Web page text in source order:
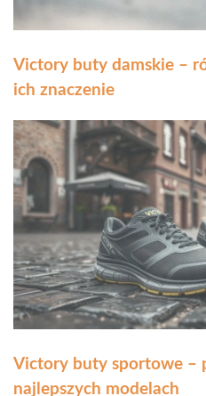
Victory buty damskie –
ich znaczenie
Victory buty sportowe –
najlepszych modelach